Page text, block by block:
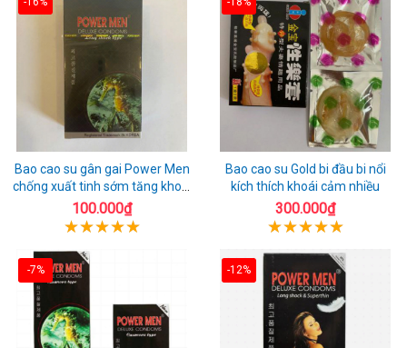
Bao cao su gân gai Power Men
chống xuất tinh sớm tăng khoái
cảm
100.000₫
Bao cao su Gold bi đầu bi nổi
kích thích khoái cảm nhiều
300.000₫
-7% -12%